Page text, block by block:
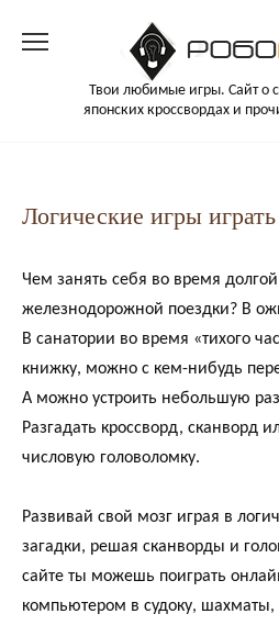
Твои любимые игры. Сайт о
японских кроссвордах и
Логические игры
Чем занять себя во время
железнодорожной поездки? В
В санатории во время «тихого
книжку, можно с кем-нибудь
А можно устроить небольшую
Разгадать кроссворд, сканворд
числовую головоломку.
Развивай свой мозг играя в
загадки, решая сканворды и
сайте ты можешь поиграть
компьютером в судоку,